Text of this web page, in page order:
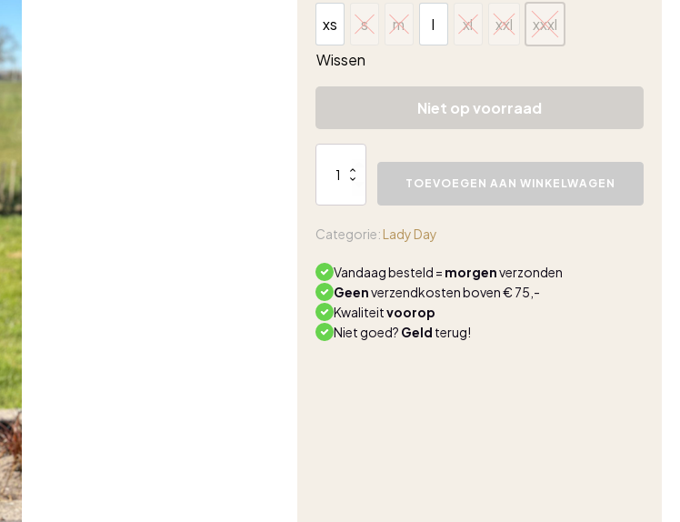
xs
xs
s
s
m
m
l
l
xl
xl
xxl
xxl
xxxl
xxxl
Wissen
Niet op voorraad
bruin
TOEVOEGEN AAN WINKELWAGEN
Categorie: Lady Day
Vandaag besteld = morgenverzonden
Geenverzendkosten boven € 75,-
Kwaliteitvoorop
Niet goed? Geld terug!